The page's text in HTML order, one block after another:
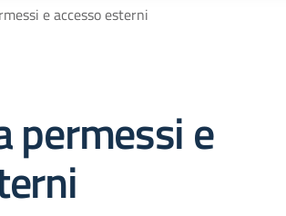
e accesso esterni
permessi e